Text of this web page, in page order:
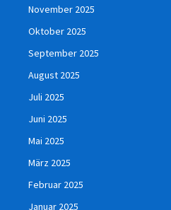
November 2025
Oktober 2025
September 2025
August 2025
Juli 2025
Juni 2025
Mai 2025
März 2025
Februar 2025
Januar 2025